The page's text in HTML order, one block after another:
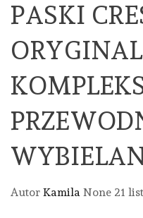
PASKI
Autor Kamila None 21